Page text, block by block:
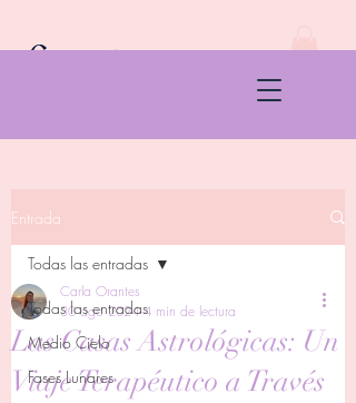
Entrada
Todas las entradas
Medio Cielo
Fases Lunares
Todas las entradas
Las Casas Astrológicas: Un
Viaje Terapéutico a Través
Carla Orantes
30 ago 2024 4 min de lectura